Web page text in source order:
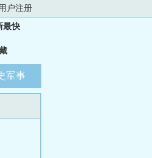
户注册
最快
军事